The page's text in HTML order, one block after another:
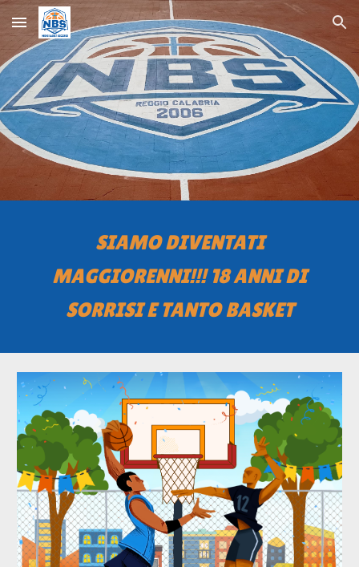
Skip to main content Skip to navigation
SIAMO DIVENTATI
MAGGIORENNI!!! 18 ANNI DI
SORRISI E TANTO BASKET